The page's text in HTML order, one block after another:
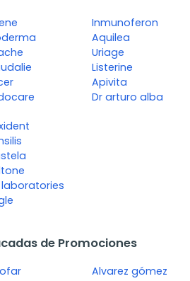
Inmunoferon
Aquilea
Uriage
Listerine
Apivita
Dr arturo alba
laboratories
de Promociones
Alvarez gómez